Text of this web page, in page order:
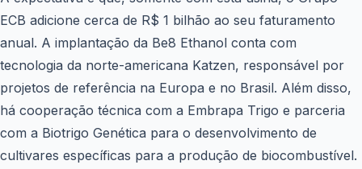
ECB adicione cerca de R$ 1 bilhão ao seu faturamento
anual. A implantação da Be8 Ethanol conta com
tecnologia da norte-americana Katzen, responsável por
projetos de referência na Europa e no Brasil. Além disso,
há cooperação técnica com a Embrapa Trigo e parceria
com a Biotrigo Genética para o desenvolvimento de
cultivares específicas para a produção de biocombustível.